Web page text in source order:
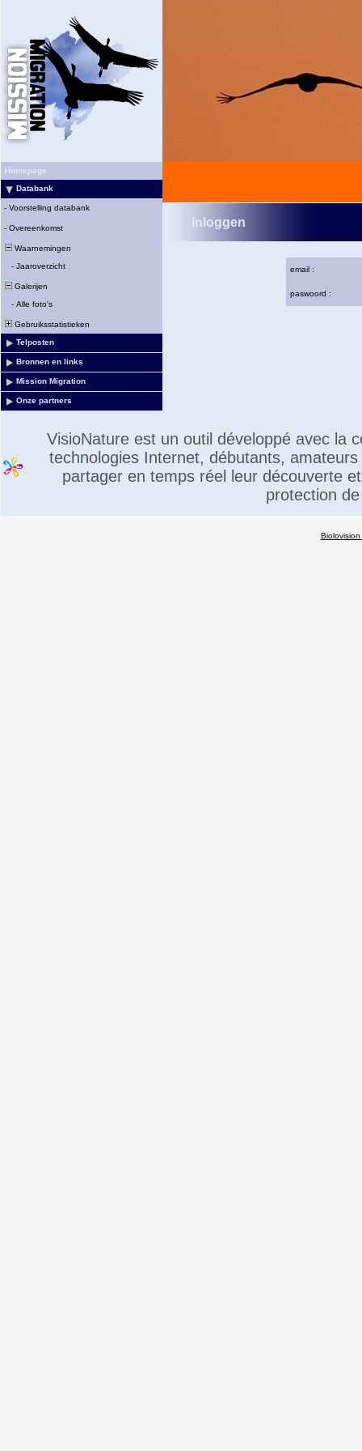
Homepage
Databank
- Voorstelling databank
- Overeenkomst
Waarnemingen
- Jaaroverzicht
Galerijen
- Alle foto's
Gebruiksstatistieken
Telposten
Bronnen en links
Mission Migration
Onze partners
Inloggen
email :
paswoord :
VisioNature est un outil développé avec la
technologies Internet, débutants,
partager en temps réel leur découverte
protection
Biolovision